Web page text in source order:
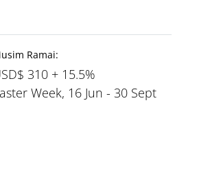
Ramai:
310 + 15.5%
Week, 16 Jun - 30 Sept